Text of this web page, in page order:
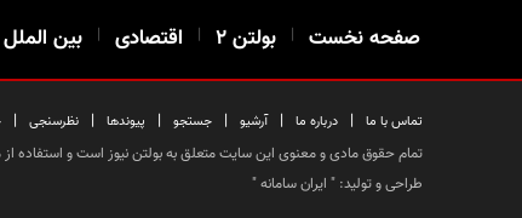
صفحه نخست | بولتن ۲ | اقتصادی | بین الملل
تماس با ما | درباره ما | آرشیو | جستجو | پیوندها | نظرسنجی |
تمام حقوق مادی و معنوی این سایت متعلق به بولتن نیوز است و استفاده از
طراحی و تولید: " ایران سامانه"